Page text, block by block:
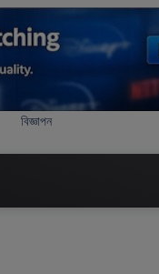
বিজ্ঞাপন